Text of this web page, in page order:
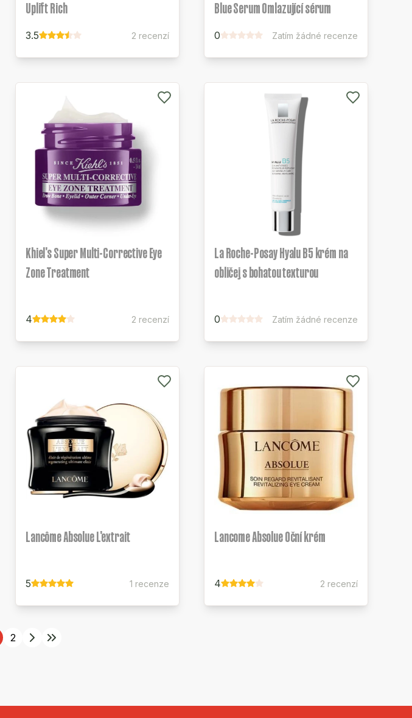
Uplift Rich
3.5 2 recenzí
Blue Serum Omlazující sérum
0 Zatím žádné recenze
Khiel's Super Multi-Corrective Eye
Zone Treatment
4 2 recenzí
La Roche-Posay Hyalu B5 krém na
obličej s bohatou texturou
0 Zatím žádné recenze
Lancôme Absolue L'extrait
5 1 recenze
Lancome Absolue Oční krém
4 2 recenzí
2